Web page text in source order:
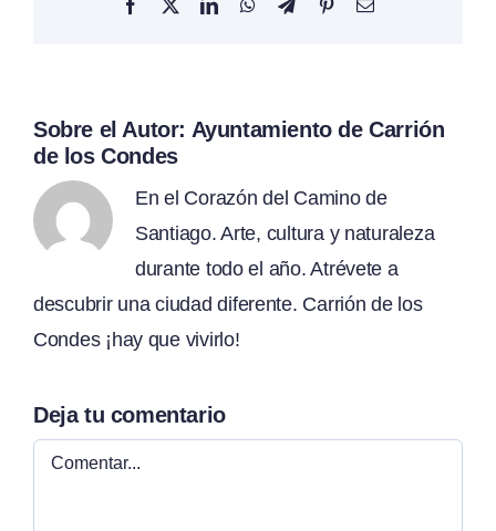
Facebook LinkedInWhatsApp
TelegramPinterest
Sobre el Autor: Ayuntamiento de Carrión
de los Condes
En el Corazón del Camino de
Santiago. Arte, cultura y naturaleza
durante todo el año. Atrévete a
descubrir una ciudad diferente. Carrión de los
Condes ¡hay que vivirlo!
Deja tu comentario
Comentar